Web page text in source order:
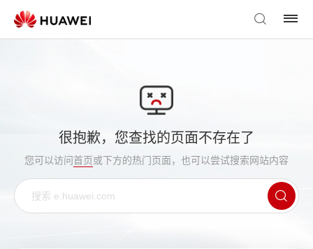
很抱歉，您查找的页面不存在了
您可以访问首页或下方的热门页面，也可以尝试搜索网站内容